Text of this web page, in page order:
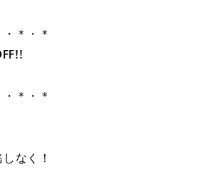
＊・＊
＊・＊
なく！